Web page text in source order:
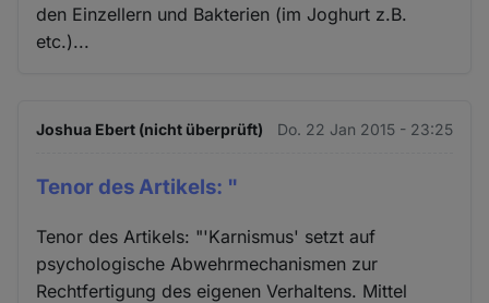
den Einzellern und Bakterien (im Joghurt z.B.
etc.)...
Joshua Ebert (nicht überprüft) Do. 22 Jan 2015 - 23:25
Tenor des Artikels: "
Tenor des Artikels: "'Karnismus' setzt auf
psychologische Abwehrmechanismen zur
Rechtfertigung des eigenen Verhaltens. Mittel